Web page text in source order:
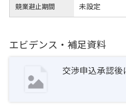
競業避止期間 未設定
エビデンス・補足資料
交渉申込承認後